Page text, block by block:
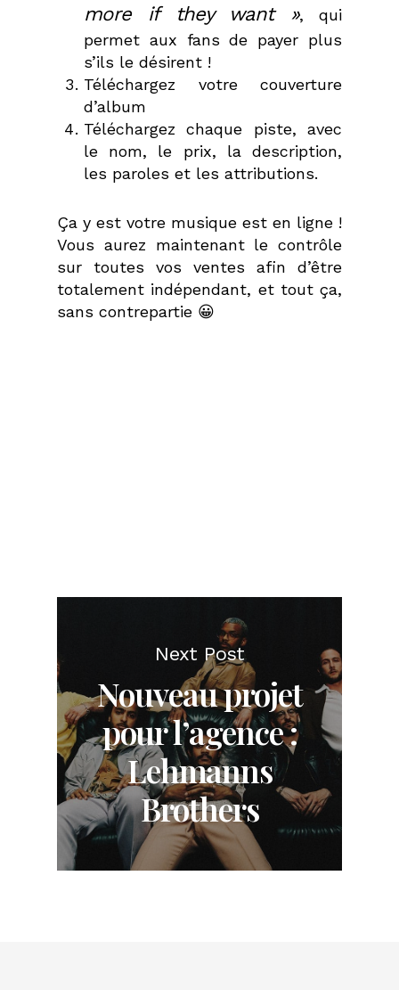
more if they want », qui
permet aux fans de payer plus
s’ils le désirent !
Téléchargez votre couverture
d’album
Téléchargez chaque piste, avec
le nom, le prix, la description,
les paroles et les attributions.
Ça y est votre musique est en ligne !
Vous aurez maintenant le contrôle
sur toutes vos ventes afin d’être
totalement indépendant, et tout ça,
sans contrepartie 😀
Next Post
Nouveau projet
pour l’agence :
Lehmanns
Brothers